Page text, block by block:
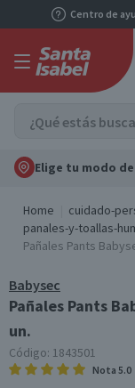
Centro de
Elige tu modo
Home cuidado-
panales-y-toallas-
Pañales Pants
Babysec
Pañales Pants
un.
Código: 1843501
Nota 5.0